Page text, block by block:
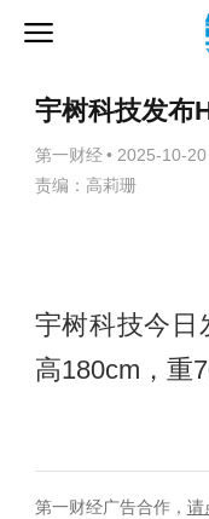
宇树科技发布
第一财经 • 2025-10-
责编：高莉珊
宇树科技今日
高180cm，重
第一财经广告合作， 请